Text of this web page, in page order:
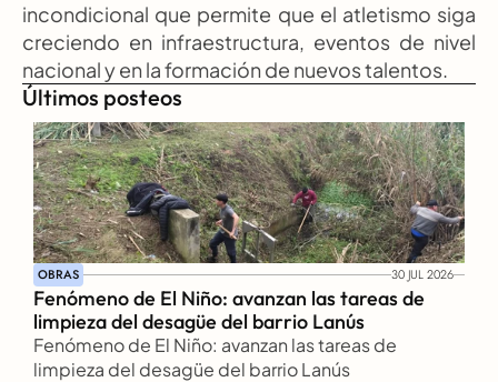
incondicional que permite que el atletismo siga
creciendo en infraestructura, eventos de nivel
nacional y en la formación de nuevos talentos.
Últimos posteos
OBRAS 30 JUL 2026
Fenómeno de El Niño: avanzan las tareas de
limpieza del desagüe del barrio Lanús
Fenómeno de El Niño: avanzan las tareas de
limpieza del desagüe del barrio Lanús